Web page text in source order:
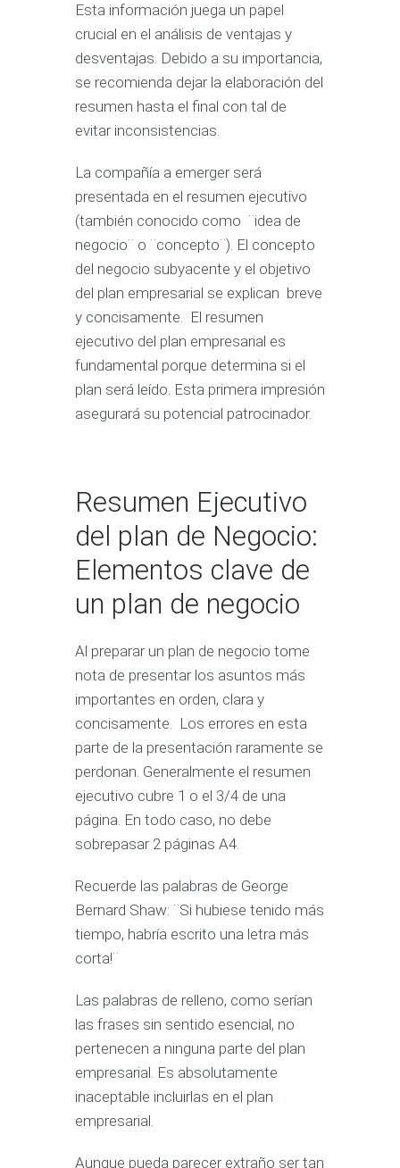
Esta información juega un papel
crucial en el análisis de ventajas y
desventajas. Debido a su importancia,
se recomienda dejar la elaboración del
resumen hasta el final con tal de
evitar inconsistencias.
La compañía a emerger será
presentada en el resumen ejecutivo
(también conocido como ¨idea de
negocio¨ o ¨concepto¨). El concepto
del negocio subyacente y el objetivo
del plan empresarial se explican breve
y concisamente. El resumen
ejecutivo del plan empresarial es
fundamental porque determina si el
plan será leído. Esta primera impresión
asegurará su potencial patrocinador.
Resumen Ejecutivo
del plan de Negocio:
Elementos clave de
un plan de negocio
Al preparar un plan de negocio tome
nota de presentar los asuntos más
importantes en orden, clara y
concisamente. Los errores en esta
parte de la presentación raramente se
perdonan. Generalmente el resumen
ejecutivo cubre 1 o el 3/4 de una
página. En todo caso, no debe
sobrepasar 2 páginas A4.
Recuerde las palabras de George
Bernard Shaw: ¨Si hubiese tenido más
tiempo, habría escrito una letra más
corta!¨
Las palabras de relleno, como serían
las frases sin sentido esencial, no
pertenecen a ninguna parte del plan
empresarial. Es absolutamente
inaceptable incluirlas en el plan
empresarial.
Aunque pueda parecer extraño ser tan